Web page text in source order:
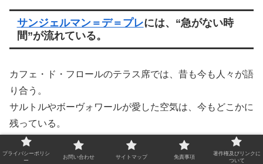
サンジェルマン＝デ＝プレには、“急がない時
間”が流れている。
カフェ・ド・フロールのテラス席では、昔も今も人々が語
り合う。
サルトルやボーヴォワールが愛した空気は、今もどこかに
残っている。
リュクサンブール公園 では、子どもたちが帆船のおもちゃ
プライバシーポリシ
ー
お問い合わせ サイトマップ 免責事項
著作権及びリンクに
ついて